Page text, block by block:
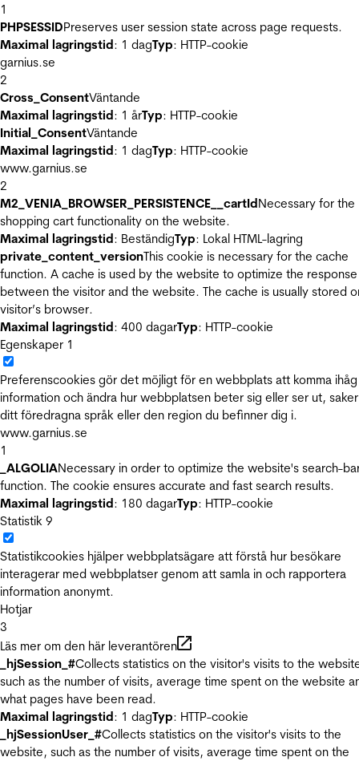
1
PHPSESSIDPreserves user session state across page requests.
Maximal lagringstid: 1 dagTyp: HTTP-cookie
garnius.se
2
Cross_ConsentVäntande
Maximal lagringstid: 1 årTyp: HTTP-cookie
Initial_ConsentVäntande
Maximal lagringstid: 1 dagTyp: HTTP-cookie
www.garnius.se
2
M2_VENIA_BROWSER_PERSISTENCE__cartIdNecessary for the
shopping cart functionality on the website.
Maximal lagringstid: BeständigTyp: Lokal HTML-lagring
private_content_versionThis cookie is necessary for the cache
function. A cache is used by the website to optimize the
between the visitor and the website. The cache is usually stored
visitor’s browser.
Maximal lagringstid: 400 dagarTyp: HTTP-cookie
Egenskaper 1
Preferenscookies gör det möjligt för en webbplats att komma ihåg
information och ändra hur webbplatsen beter sig eller ser ut,
ditt föredragna språk eller den region du befinner dig i.
www.garnius.se
1
_ALGOLIANecessary in order to optimize the website's search-
function. The cookie ensures accurate and fast search results.
Maximal lagringstid: 180 dagarTyp: HTTP-cookie
Statistik 9
Statistikcookies hjälper webbplatsägare att förstå hur besökare
interagerar med webbplatser genom att samla in och rapportera
information anonymt.
Hotjar
3
Läs mer om den här leverantören
_hjSession_#Collects statistics on the visitor's visits to the
such as the number of visits, average time spent on the website
what pages have been read.
Maximal lagringstid: 1 dagTyp: HTTP-cookie
_hjSessionUser_#Collects statistics on the visitor's visits to the
website, such as the number of visits, average time spent on the